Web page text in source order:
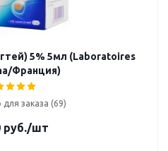
5% 5мл (Laboratoires
Франция)
заказа (69)
руб./шт